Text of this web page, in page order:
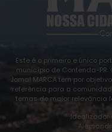
Este é o primeiro e único
município de Contenda-
Jornal MARCA tem por
referência para a
temas de maior relevância
Idealizador